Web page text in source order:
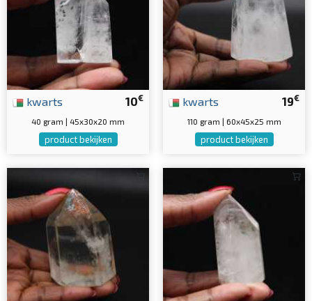
10€
kwarts
40 gram | 45x30x20 mm
product bekijken
19€
kwarts
110 gram | 60x45x25 mm
product bekijken